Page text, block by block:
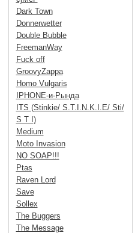
Dark Town
Donnerwetter
Double Bubble
FreemanWay
Fuck off
GroovyZappa
Homo Vulgaris
IPHONE-и-Рында
ITS (Stinkie/ S.T.I.N.K.I.E/ Sti/
S T I)
Medium
Moto Invasion
NO SOAP!!!
Ptas
Raven Lord
Save
Sollex
The Buggers
The Message